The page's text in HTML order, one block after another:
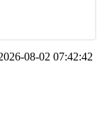
08-02 07:42:42